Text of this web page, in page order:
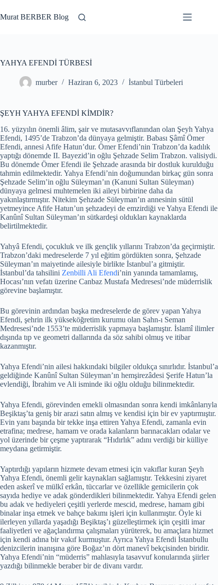
to
content
Murat BERBER Blog
YAHYA EFENDİ TÜRBESİ
murber Haziran 6, 2023 İstanbul Türbeleri
ŞEYH YAHYA EFENDİ KİMDİR?
16. yüzyılın önemli âlim, şair ve mutasavvıflanından olan Şeyh Yahya
Efendi, 1495’de Trabzon’da dünyaya gelmiştir. Babası Şâmî Ömer
Efendi, annesi Afife Hatun’dur. Ömer Efendi’nin Trabzon’da kadılık
yaptığı dönemde II. Bayezid’in oğlu Şehzade Selim Trabzon. valisiydi.
Bu dönemde Ömer Efendi ile Şehzade arasında bir dostluk kurulduğu
tahmin edilmektedir. Yahya Efendi’nin doğumundan birkaç gün sonra
Şehzade Selim’in oğlu Süleyman’ın (Kanuni Sultan Süleyman)
dünyaya gelmesi muhtemelen iki aileyi birbirine daha da
yakınlaştırmıştır. Nitekim Şehzade Süleyman’ın annesinin sütül
yetmeyince Afife Hatun’un şehzadeyi de emzirdiği ve Yahya Efendi ile
Kanûnî Sultan Süleyman’ın sütkardeşi oldukları kaynaklarda
belirtilmektedir.
Yahyâ Efendi, çocukluk ve ilk gençlik yıllarını Trabzon’da geçirmiştir.
Trabzon’daki medreselerde 7 yıl eğitim gördükten sonra, Şehzade
Süleyman’ın maiyetinde ailesiyle birlikte İstanbul’a gitmiştir.
İstanbul’da tahsilini Zenbilli Ali Efendi’nin yanında tamamlamış,
Hocası’nın vefatı üzerine Canbaz Mustafa Medresesi’nde müderrislik
görevine başlamıştır.
Bu görevinin ardından başka medreselerde de görev yapan Yahya
Efendi, şehrin ilk yükseköğretim kurumu olan Sahn-ı Seman
Medresesi’nde 1553’te müderrislik yapmaya başlamıştır. İslamî ilimler
dışında tıp ve geometri dallarında da söz sahibi olmuş ve itibar
kazanmıştır.
Yahya Efendi’nin ailesi hakkındaki bilgiler oldukça sınırlıdır. İstanbul’a
geldiğinde Kanûnî Sultan Süleyman’ın hemşirezâdesi Şerife Hatun’la
evlendiği, İbrahim ve Ali isminde iki oğlu olduğu bilinmektedir.
Yahya Efendi, görevinden emekli olmasından sonra kendi imkânlarıyla
Beşiktaş’ta geniş bir arazi satın almış ve kendisi için bir ev yaptırmıştır.
Evin yanı başında bir tekke inşa ettiren Yahya Efendi, zamanla evin
etrafina; medrese, hamam ve orada kalanların barınacakları odalar ve
yol üzerinde bir çeşme yaptırarak “Hıdırlık” adını verdiği bir külliye
meydana getirmiştir.
Yaptırdığı yapıların hizmete devam etmesi için vakıflar kuran Şeyh
Yahya Efendi, önemli gelir kaynakları sağlamıştır. Tekkesini ziyaret
eden askerî ve mülkî erkân, tüccarlar ve özellikle gemicilerin çok
sayıda hediye ve adak gönderdikleri bilinmektedir. Yahya Efendi gelen
bu adak ve hediyeleri çeşitli yerlerde mescid, medrese, hamam gibi
binalar inşa etmek ve bahçe bakımı işleri için kullanmıştır. Öyle ki
ilerleyen yıllarda yaşadığı Beşiktaş’ı güzelleştirmek için çeşitli imar
faaliyetleri ve ağaçlandırma çalışmaları yürüterek, bu amaçlara hizmet
için kendi adına bir vakıf kurmuştur. Ayrıca Yahya Efendi İstanbullu
denizcilerin inanışına göre Boğaz’ın dört manevî bekçisinden biridir.
Yahya Efendi’nin “müderris” mahlasıyla tasavvuf konularında şiirler
yazdığı bilinmekle beraber bir de divanı vardır.